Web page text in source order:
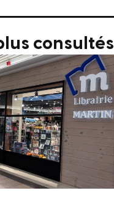
consultés